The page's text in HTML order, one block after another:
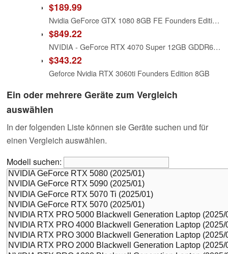
$189.99
Nvidia GeForce GTX 1080 8GB FE Founders Edition GDDR5X Video Graphics Card (Renewed)
$849.22
NVIDIA - GeForce RTX 4070 Super 12GB GDDR6X Graphics Card - Titanium/Black
$343.22
Geforce Nvidia RTX 3060ti Founders Edition 8GB
Ein oder mehrere Geräte zum Vergleich
auswählen
In der folgenden Liste können sie Geräte suchen und für
einen Vergleich auswählen.
Modell suchen: